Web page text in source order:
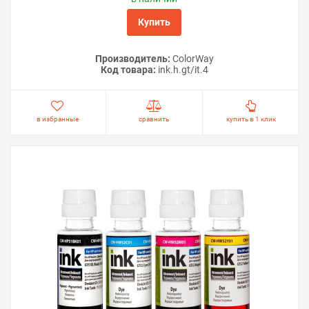
Купить
Производитель: ColorWay
Код товара: ink.h.gt/it.4
в избранные сравнить купить в 1 клик